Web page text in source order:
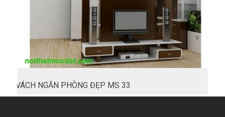
VÁCH NGĂN PHÒNG ĐẸP MS 33